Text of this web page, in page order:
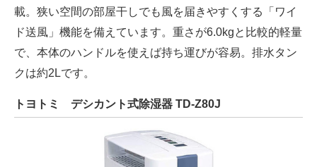
載。狭い空間の部屋干しでも風を届きやすくする「ワイ
ド送風」機能を備えています。重さが6.0kgと比較的軽量
で、本体のハンドルを使えば持ち運びが容易。排水タン
クは約2Lです。
トヨトミ デシカント式除湿器 TD-Z80J